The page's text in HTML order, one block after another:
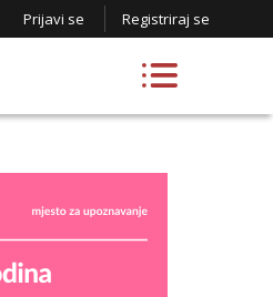
Prijavi se Registriraj se